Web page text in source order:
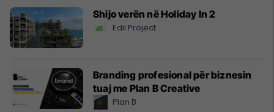
Shijo verën në Holiday In 2
Edil Project
Branding profesional për biznesin
tuaj me Plan B Creative
Plan B